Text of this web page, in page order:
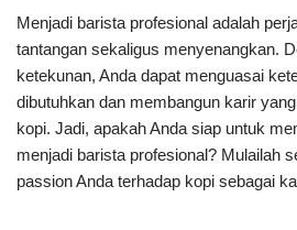
Menjadi barista profesional adalah
tantangan sekaligus menyenangkan.
ketekunan, Anda dapat menguasai
dibutuhkan dan membangun karir
kopi. Jadi, apakah Anda siap untuk
menjadi barista profesional? Mulailah
passion Anda terhadap kopi sebagai